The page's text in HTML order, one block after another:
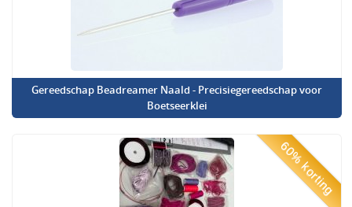
Gereedschap Beadreamer Naald - Precisiegereedschap voor
Boetseerklei
60% korting